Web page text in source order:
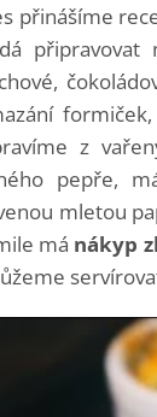
přinášíme
připravovat
z
pepře,
mletou
má nákyp